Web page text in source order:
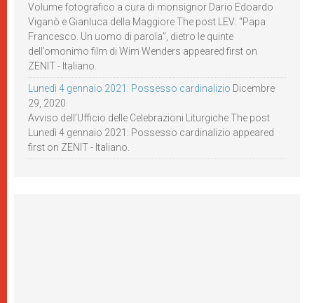
Volume fotografico a cura di monsignor Dario Edoardo
Viganò e Gianluca della Maggiore The post LEV: “Papa
Francesco. Un uomo di parola”, dietro le quinte
dell’omonimo film di Wim Wenders appeared first on
ZENIT - Italiano.
Lunedì 4 gennaio 2021: Possesso cardinalizio Dicembre
29, 2020
Avviso dell’Ufficio delle Celebrazioni Liturgiche The post
Lunedì 4 gennaio 2021: Possesso cardinalizio appeared
first on ZENIT - Italiano.